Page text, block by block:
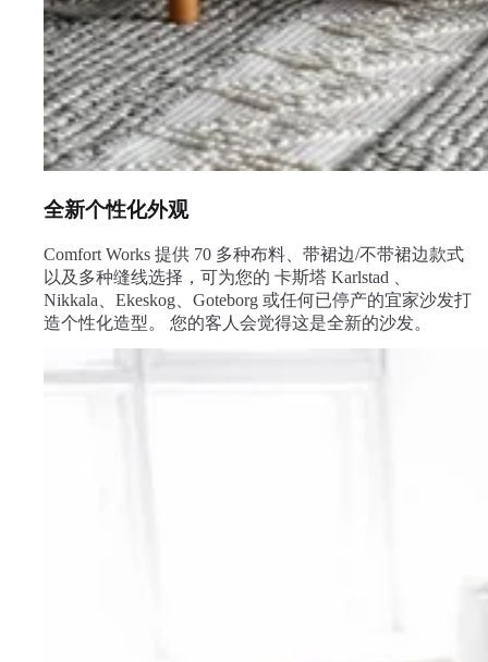
全新个性化外观
Comfort Works 提供 70 多种布料、带裙边/不带裙边款式
以及多种缝线选择，可为您的 卡斯塔 Karlstad 、
Nikkala、Ekeskog、Goteborg 或任何已停产的宜家沙发打
造个性化造型。 您的客人会觉得这是全新的沙发。